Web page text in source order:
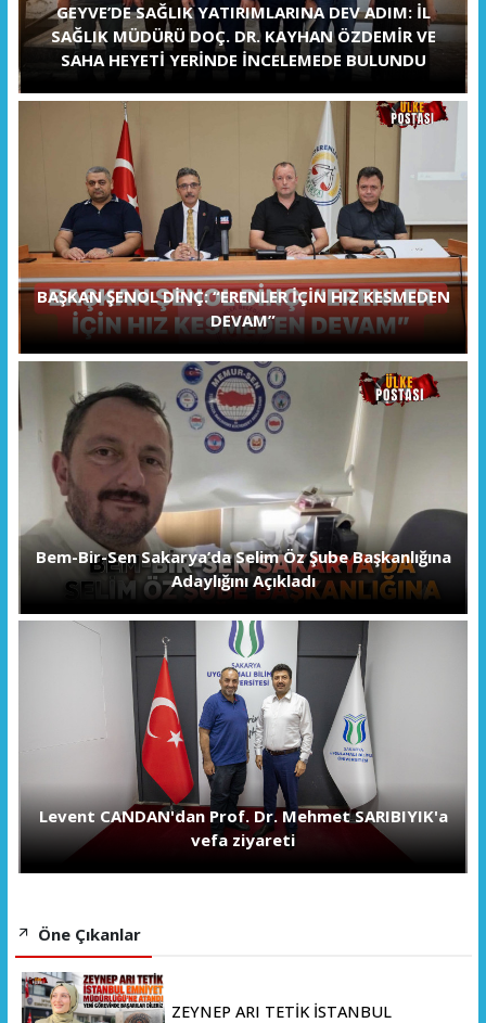
GEYVE’DE SAĞLIK YATIRIMLARINA DEV ADIM: İL
SAĞLIK MÜDÜRÜ DOÇ. DR. KAYHAN ÖZDEMİR VE
SAHA HEYETİ YERİNDE İNCELEMEDE BULUNDU
BAŞKAN ŞENOL DİNÇ: “ERENLER İÇİN HIZ KESMEDEN
DEVAM”
Bem-Bir-Sen Sakarya’da Selim Öz Şube Başkanlığına
Adaylığını Açıkladı
Levent CANDAN'dan Prof. Dr. Mehmet SARIBIYIK'a
vefa ziyareti
Öne Çıkanlar
ZEYNEP ARI TETİK İSTANBUL